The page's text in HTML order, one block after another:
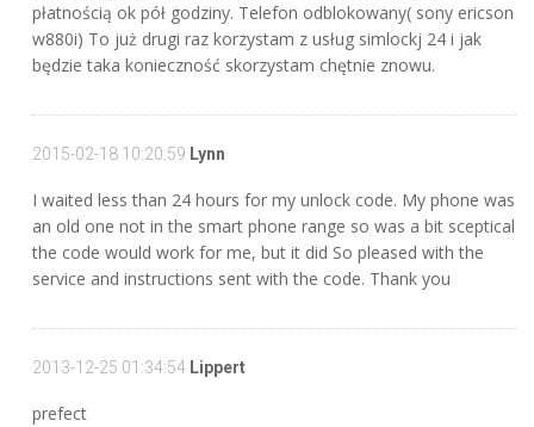
płatnością ok pół godziny. Telefon odblokowany( sony ericson
w880i) To już drugi raz korzystam z usług simlockj 24 i jak
będzie taka konieczność skorzystam chętnie znowu.
2015-02-18 10:20:59 Lynn
I waited less than 24 hours for my unlock code. My phone was
an old one not in the smart phone range so was a bit sceptical
the code would work for me, but it did So pleased with the
service and instructions sent with the code. Thank you
2013-12-25 01:34:54 Lippert
prefect